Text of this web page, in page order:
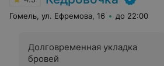
Гомель, ул. Ефремова, 16 до 22:00
Долговременная укладка
бровей